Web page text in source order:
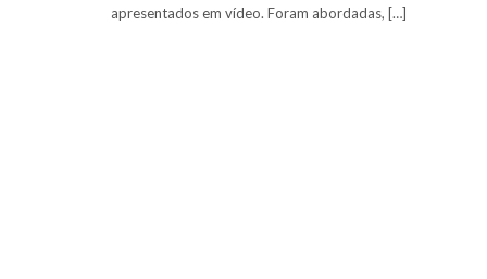
apresentados em vídeo. Foram abordadas, […]